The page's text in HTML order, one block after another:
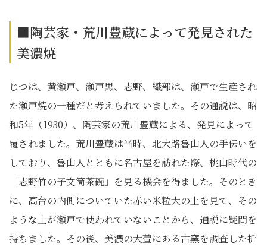
■陶芸家・荒川豊蔵によって発見された
美濃焼
じつは、黄瀬戸、瀬戸黒、志野、織部は、瀬戸で生産され
た瀬戸焼の一種だと考えられていました。その通説は、昭
和5年（1930）、陶芸家の荒川豊蔵による、発見によって
覆されました。荒川豊蔵は当時、北大路魯山人の手伝いを
しており、魯山人とともに名古屋を訪れた際、桃山時代の
「志野竹の子文筒茶碗」を見る機会を得ました。そのとき
に、高台の内側についていた赤い米粒大の土を見て、その
ような土が瀬戸で使われていないことから、通説に疑問を
持ちました。その後、美濃の大萱にある古窯を調査した折